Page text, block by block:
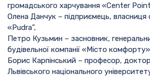
громадського харчування «Center
Олена Данчук – підприємець, власниця
«Pudra”,
Петро Кузьмин – засновник,
будівельної компанії «Місто
Борис Карпінський – професор,
Львівського національного